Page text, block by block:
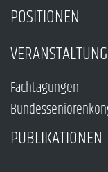
POSITIONEN
Fachtagungen
PUBLIKATIONEN